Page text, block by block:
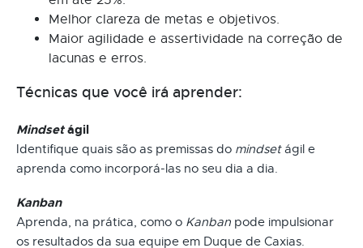
Melhor clareza de metas e objetivos.
Maior agilidade e assertividade na correção de
lacunas e erros.
Técnicas que você irá aprender:
Mindsetágil
Identifique quais são as premissas do mindsetágil e
aprenda como incorporá-las no seu dia a dia.
Kanban
Aprenda, na prática, como o Kanban pode impulsionar
os resultados da sua equipe em Duque de Caxias.